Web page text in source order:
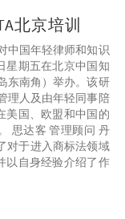
北京培训
中国年轻律师和知识
星期五在北京中国知
东南角）举办。该研
理人及由年轻同事陪
美国、欧盟和中国的
思达客 管理顾问 丹
对于进入商标法领域
以自身经验介绍了作
北京培训